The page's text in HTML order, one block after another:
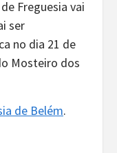
Freguesia vai
ser
no dia 21 de
Mosteiro dos
de Belém.